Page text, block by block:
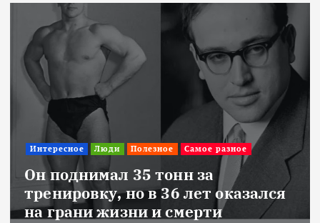
Интересное Люди Полезное Самое разное
Он поднимал 35 тонн за
тренировку, но в 36 лет оказался
на грани жизни и смерти